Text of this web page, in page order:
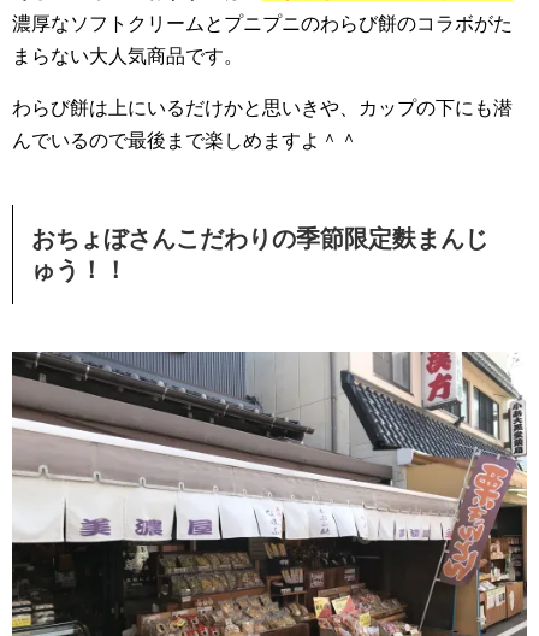
濃厚なソフトクリームとプニプニのわらび餅のコラボがた
まらない大人気商品です。
わらび餅は上にいるだけかと思いきや、カップの下にも潜
んでいるので最後まで楽しめますよ＾＾
おちょぼさんこだわりの季節限定麩まんじ
ゅう！！